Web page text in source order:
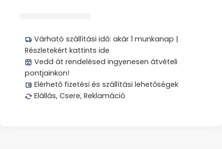
Várható szállítási idő: akár 1 munkanap |
Részletekért kattints ide
Vedd át rendelésed ingyenesen átvételi
pontjainkon!
Elérhető fizetési és szállítási lehetőségek
Elállás, Csere, Reklamáció